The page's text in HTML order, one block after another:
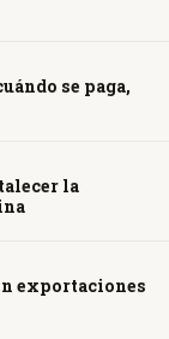
se paga,
la
exportaciones